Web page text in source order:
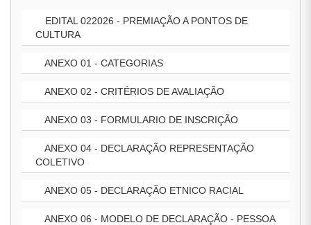
EDITAL 022026 - PREMIAÇÃO A PONTOS DE
CULTURA
ANEXO 01 - CATEGORIAS
ANEXO 02 - CRITÉRIOS DE AVALIAÇÃO
ANEXO 03 - FORMULARIO DE INSCRIÇÃO
ANEXO 04 - DECLARAÇÃO REPRESENTAÇÃO
COLETIVO
ANEXO 05 - DECLARAÇÃO ETNICO RACIAL
ANEXO 06 - MODELO DE DECLARAÇÃO - PESSOA